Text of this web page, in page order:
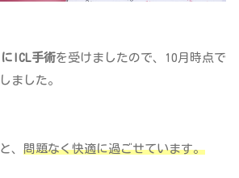
ICL手術を受けましたので、10月時点で
しました。
、 問題なく快適に過ごせています。